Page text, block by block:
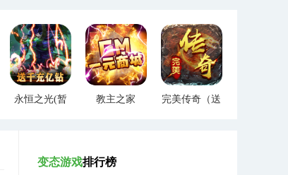
永恒之光(暂
教主之家
完美传奇（送
变态游戏排行榜